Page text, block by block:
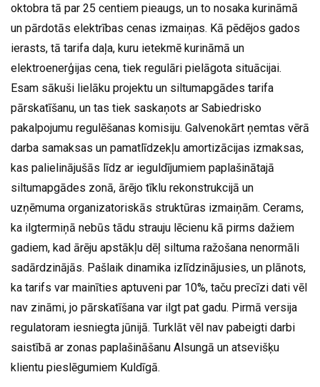
oktobra tā par 25 centiem pieaugs, un to nosaka kurināmā
un pārdotās elektrības cenas izmaiņas. Kā pēdējos gados
ierasts, tā tarifa daļa, kuru ietekmē kurināmā un
elektroenerģijas cena, tiek regulāri pielāgota situācijai.
Esam sākuši lielāku projektu un siltumapgādes tarifa
pārskatīšanu, un tas tiek saskaņots ar Sabiedrisko
pakalpojumu regulēšanas komisiju. Galvenokārt ņemtas vērā
darba samaksas un pamatlīdzekļu amortizācijas izmaksas,
kas palielinājušās līdz ar ieguldījumiem paplašinātajā
siltumapgādes zonā, ārējo tīklu rekonstrukcijā un
uzņēmuma organizatoriskās struktūras izmaiņām. Cerams,
ka ilgtermiņā nebūs tādu strauju lēcienu kā pirms dažiem
gadiem, kad ārēju apstākļu dēļ siltuma ražošana nenormāli
sadārdzinājās. Pašlaik dinamika izlīdzinājusies, un plānots,
ka tarifs var mainīties aptuveni par 10%, taču precīzi dati vēl
nav zināmi, jo pārskatīšana var ilgt pat gadu. Pirmā versija
regulatoram iesniegta jūnijā. Turklāt vēl nav pabeigti darbi
saistībā ar zonas paplašināšanu Alsungā un atsevišķu
klientu pieslēgumiem Kuldīgā.